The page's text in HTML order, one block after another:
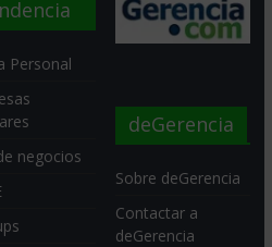
Personal
negocios
deGerencia
Sobre deGerencia
Contactar a
deGerencia